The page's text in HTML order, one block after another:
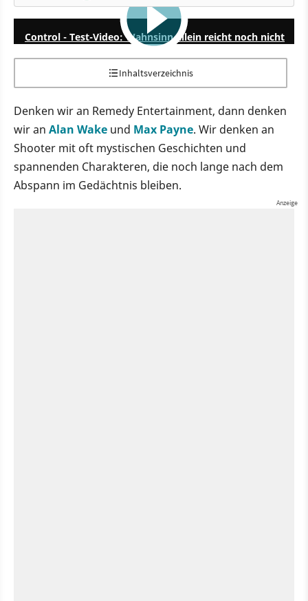
10:13
Control - Test-Video: Wahnsinn allein reicht noch nicht
Inhaltsverzeichnis
Denken wir an Remedy Entertainment, dann denken
wir an Alan Wake und Max Payne. Wir denken an
Shooter mit oft mystischen Geschichten und
spannenden Charakteren, die noch lange nach dem
Abspann im Gedächtnis bleiben.